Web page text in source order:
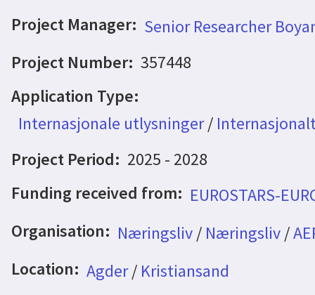
Project Manager: Senior Researcher
Project Number: 357448
Application Type:
Internasjonale utlysninger/
Project Period: 2025 - 2028
Funding received from: EUROSTARS-
Organisation: Næringsliv/ Næringsliv/
Location: Agder/ Kristiansand